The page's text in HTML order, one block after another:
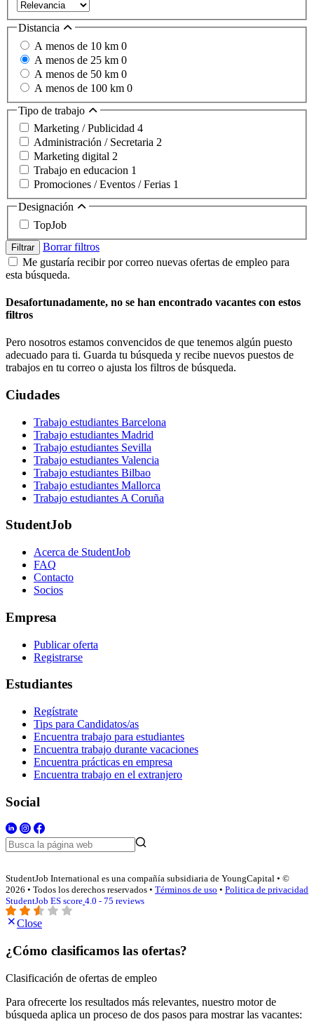
Distancia
A menos de 10 km 0
A menos de 25 km 0
A menos de 50 km 0
A menos de 100 km 0
Tipo de trabajo
Marketing / Publicidad 4
Administración / Secretaria 2
Marketing digital 2
Trabajo en educacion 1
Promociones / Eventos / Ferias 1
Designación
TopJob
Filtrar
Borrar filtros
Me gustaría recibir por correo nuevas ofertas de empleo para
esta búsqueda.
Desafortunadamente, no se han encontrado vacantes con estos
filtros
Pero nosotros estamos convencidos de que tenemos algún puesto
adecuado para ti. Guarda tu búsqueda y recibe nuevos puestos de
trabajos en tu correo o ajusta los filtros de búsqueda.
Ciudades
Trabajo estudiantes Barcelona
Trabajo estudiantes Madrid
Trabajo estudiantes Sevilla
Trabajo estudiantes Valencia
Trabajo estudiantes Bilbao
Trabajo estudiantes Mallorca
Trabajo estudiantes A Coruña
StudentJob
Acerca de StudentJob
FAQ
Contacto
Socios
Empresa
Publicar oferta
Registrarse
Estudiantes
Regístrate
Tips para Candidatos/as
Encuentra trabajo para estudiantes
Encuentra trabajo durante vacaciones
Encuentra prácticas en empresa
Encuentra trabajo en el extranjero
Social
StudentJob International es una compañía subsidiaria de YoungCapital • ©
2026 • Todos los derechos reservados • Términos de uso • Politica de privacidad
StudentJob ES score 4.0 - 75 reviews
Close
¿Cómo clasificamos las ofertas?
Clasificación de ofertas de empleo
Para ofrecerte los resultados más relevantes, nuestro motor de
búsqueda aplica un proceso de dos pasos para mostrar las vacantes: